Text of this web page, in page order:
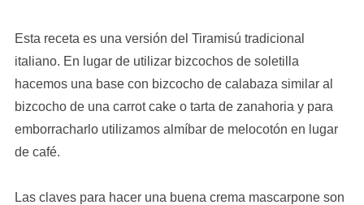
Esta receta es una versión del Tiramisú tradicional
italiano. En lugar de utilizar bizcochos de soletilla
hacemos una base con bizcocho de calabaza similar al
bizcocho de una carrot cake o tarta de zanahoria y para
emborracharlo utilizamos almíbar de melocotón en lugar
de café.
Las claves para hacer una buena crema mascarpone son